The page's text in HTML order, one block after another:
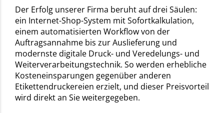
Der Erfolg unserer Firma beruht auf drei Säulen:
ein Internet-Shop-System mit Sofortkalkulation,
einem automatisierten Workflow von der
Auftragsannahme bis zur Auslieferung und
modernste digitale Druck- und Veredelungs- und
Weiterverarbeitungstechnik. So werden erhebliche
Kosteneinsparungen gegenüber anderen
Etikettendruckereien erzielt, und dieser Preisvorteil
wird direkt an Sie weitergegeben.